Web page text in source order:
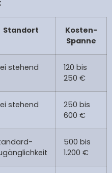
Standort
Kosten-
Spanne
stehend
120 bis
250 €
stehend
250 bis
600 €
500 bis
1.200 €